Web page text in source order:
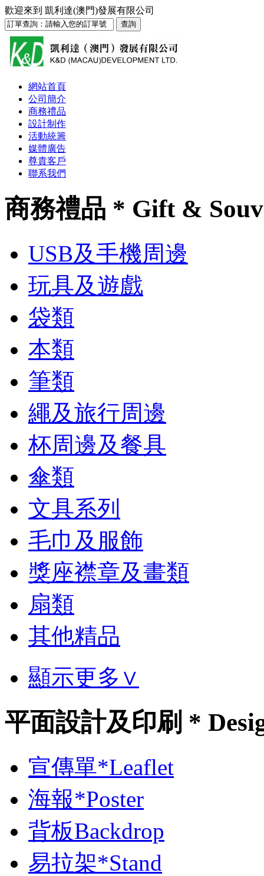
歡迎來到 凱利達(澳門)發展有限公司
網站首頁
公司簡介
商務禮品
設計制作
活動統籌
媒體廣告
尊貴客戶
聯系我們
商務禮品 * Gift &
USB及手機周邊
玩具及遊戲
袋類
本類
筆類
繩及旅行周邊
杯周邊及餐具
傘類
文具系列
毛巾及服飾
獎座襟章及畫類
扇類
其他精品
顯示更多∨
平面設計及印刷 *
宣傳單*Leaflet
海報*Poster
背板Backdrop
易拉架*Stand